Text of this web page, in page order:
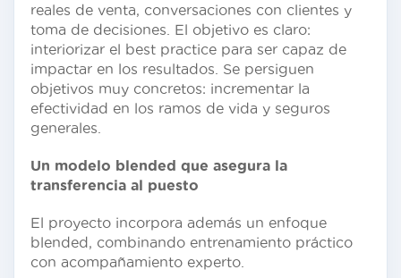
reales de venta, conversaciones con clientes y
toma de decisiones. El objetivo es claro:
interiorizar el best practice para ser capaz de
impactar en los resultados. Se persiguen
objetivos muy concretos: incrementar la
efectividad en los ramos de vida y seguros
generales.
Un modelo blended que asegura la
transferencia al puesto
El proyecto incorpora además un enfoque
blended, combinando entrenamiento práctico
con acompañamiento experto.